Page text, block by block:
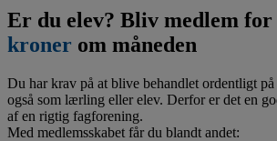
Er du elev? Bliv medlem for
kroner om måneden
Du har krav på at blive behandlet ordentligt på
også som lærling eller elev. Derfor er det en
af en rigtig fagforening.
Med medlemsskabet får du blandt andet: